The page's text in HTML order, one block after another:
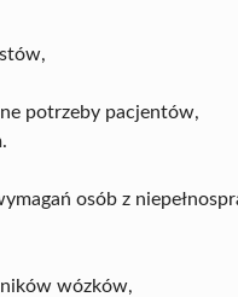
potrzeby pacjentów,
osób z
wózków,